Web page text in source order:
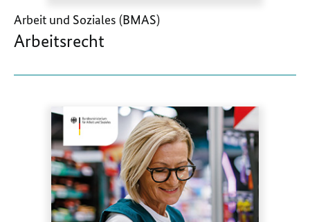
Arbeit und Soziales (BMAS)
Arbeitsrecht